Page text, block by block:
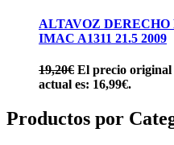
ALTAVOZ
IMAC A1311 21.5 2009
19,20€ El precio original
actual es: 16,99€.
Productos por